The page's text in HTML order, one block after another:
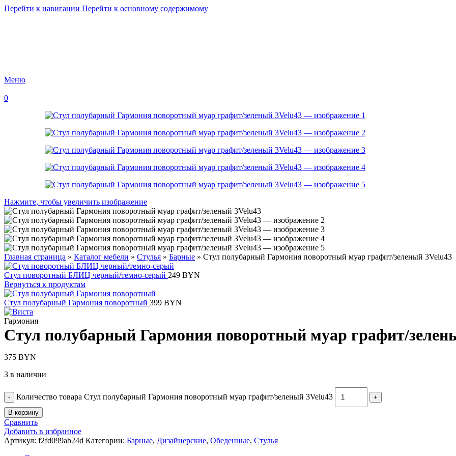
Перейти к навигации Перейти к основному содержимому
Меню
0
Нажмите, чтобы увеличить изображение
Главная страница » Каталог мебели » Стулья » Барные » Стул полубарный Гармония поворотный муар графит/зеленый 3Velu43
Стул поворотный БЛИЦ черный/темно-серый 249 BYN
Вернуться к продуктам
Стул полубарный Гармония поворотный 399 BYN
Гармония
Стул полубарный Гармония поворотный муар графит/
375 BYN
3 в наличии
Количество товара Стул полубарный Гармония поворотный муар графит/зеленый 3Velu43
В корзину
Сравнить
Добавить в избранное
Артикул: f2fd099ab24d Категории: Барные, Дизайнерские, Обеденные, Стулья